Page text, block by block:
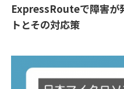
ExpressRouteで障害が
トとその対応策